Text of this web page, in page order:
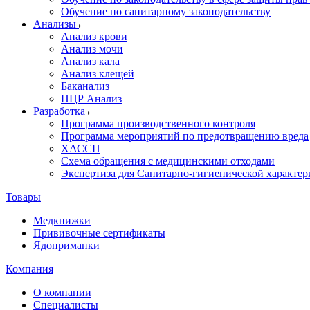
Обучение по санитарному законодательству
Анализы
Анализ крови
Анализ мочи
Анализ кала
Анализ клещей
Баканализ
ПЦР Анализ
Разработка
Программа производственного контроля
Программа мероприятий по предотвращению вреда
ХАССП
Схема обращения с медицинскими отходами
Экспертиза для Санитарно-гигиенической
Товары
Медкнижки
Прививочные сертификаты
Ядоприманки
Компания
О компании
Специалисты